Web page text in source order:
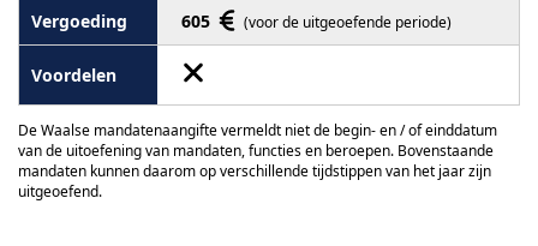
605 (voor de uitgeoefende periode)
De Waalse mandatenaangifte vermeldt niet de begin- en / of einddatum
van de uitoefening van mandaten, functies en beroepen. Bovenstaande
mandaten kunnen daarom op verschillende tijdstippen van het jaar zijn
uitgeoefend.